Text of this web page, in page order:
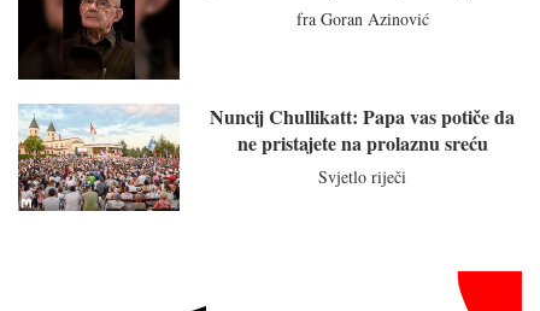
fra Goran Azinović
Nuncij Chullikatt: Papa vas potiče da
ne pristajete na prolaznu sreću
Svjetlo riječi